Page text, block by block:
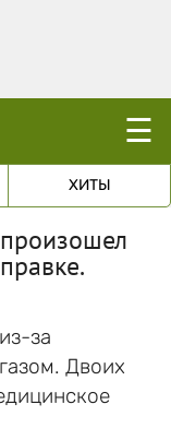
☰
ХИТЫ
за
Двоих